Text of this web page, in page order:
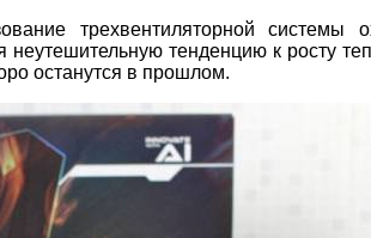
трехвентиляторной системы
тенденцию к росту
останутся в прошлом.